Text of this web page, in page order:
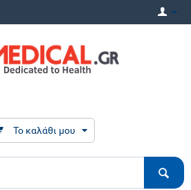
Το καλάθι μου